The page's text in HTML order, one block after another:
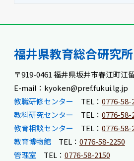
福井県教育総合研究所
〒919-0461 福井県坂井市春江町江
E-mail：kyoken@pref.fukui.lg.jp
教職研修センター
TEL： 0776-58-
教科研究センター
TEL： 0776-58-
教育相談センター
TEL： 0776-58-
教育博物館
TEL： 0776-58-2250
管理室
TEL： 0776-58-2150